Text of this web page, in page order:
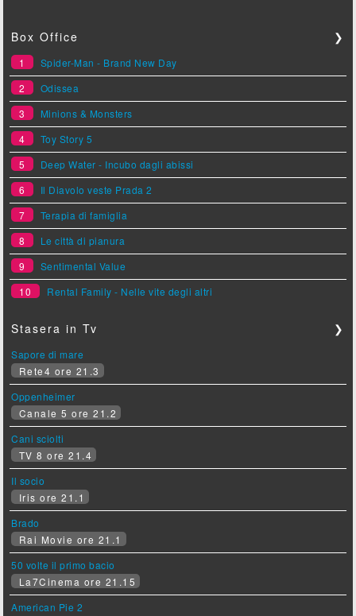
Box Office ❯
1
Spider-Man - Brand New Day
2
Odissea
3
Minions & Monsters
4
Toy Story 5
5
Deep Water - Incubo dagli abissi
6
Il Diavolo veste Prada 2
7
Terapia di famiglia
8
Le città di pianura
9
Sentimental Value
10
Rental Family - Nelle vite degli altri
Stasera in Tv ❯
Sapore di mare
Rete4 ore 21.3
Oppenheimer
Canale 5 ore 21.2
Cani sciolti
TV 8 ore 21.4
Il socio
Iris ore 21.1
Brado
Rai Movie ore 21.1
50 volte il primo bacio
La7Cinema ore 21.15
American Pie 2